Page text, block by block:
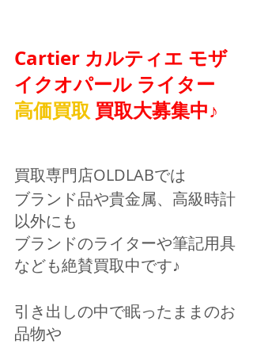
Cartier カルティエ モザ
イクオパール ライター
高価買取 買取大募集中♪
買取専門店OLDLABでは
ブランド品や貴金属、高級時計
以外にも
ブランドのライターや筆記用具
なども絶賛買取中です♪
引き出しの中で眠ったままのお
品物や